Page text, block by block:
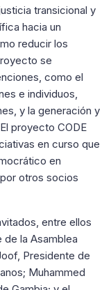
transicional y
hacia un
reducir los
se
como el
e individuos,
y la generación y
proyecto CODE
en curso que
en
otros socios
entre ellos
de la Asamblea
Presidente de
Muhammed